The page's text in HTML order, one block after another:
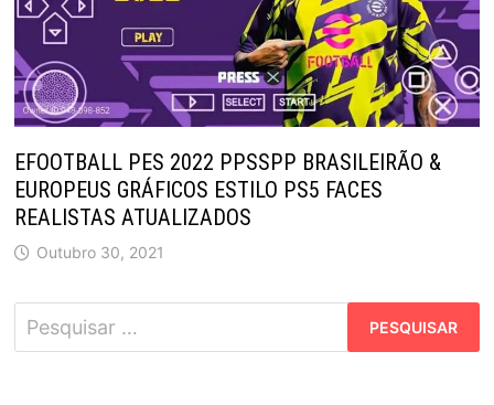
EFOOTBALL PES 2022 PPSSPP BRASILEIRÃO &
EUROPEUS GRÁFICOS ESTILO PS5 FACES
REALISTAS ATUALIZADOS
Outubro 30, 2021
Pesquisar
por: